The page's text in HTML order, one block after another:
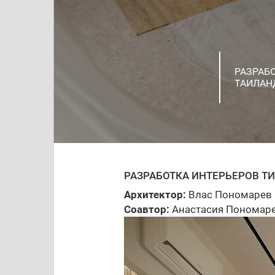
ЖИЛОЙ
ДОМ С
ДОМ
ROOM
ПРОЕКТ
ПРОЕКТ
РАЗРАБОТКА ИНТЕРЬЕРОВ
Архитектор: Влас Пономарев
Соавтор:Анастасия